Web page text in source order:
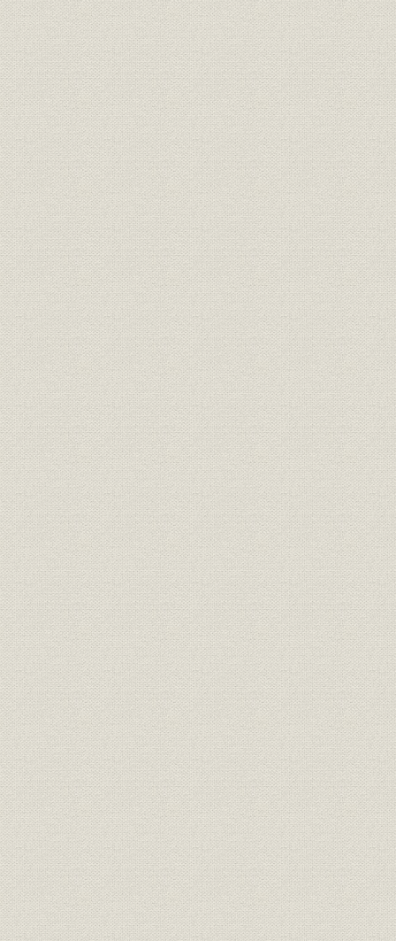
第6節 免許制移行後の証券会社経営
第7節 当社の歩み
第2章 日本型モデルの成功とバブル(1981~1995)
第1節 時代の概観
第2節 外圧による自由化の進展
第3節 証券市場の基盤整備
第4節 株式市場関連のトピックス
第5節 債券市場関連のトピックス
第6節 メーデー・ビッグバンとブラックマンデー
第7節 金融制度改革論の本格化
第8節 証券業界を巡る動き
第9節 当社の歩み
第3編 ビッグバンと市場化の進展(1996~)
序に代えて~金融改革と資本市場の変化について
1. 総合的な金融サービス提供の浸透
2. 急速なグローバル化の進展
3. IT化の活用
第1章 金融システムの動揺と日本版ビッグバン(1996~2005)
第1節 時代の概観
第2節 海外の動向
第3節 株式市場関連のトピックス
第4節 債券市場関連のトピックス
第5節 金融制度改革の急速な進展
第6節 証券業界を巡る動き
第7節 新しい投資銀行ビジネスの勃興
第8節 当社の歩み